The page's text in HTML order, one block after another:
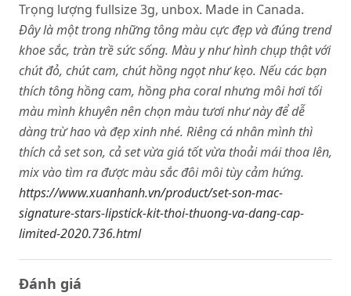
Trọng lượng fullsize 3g, unbox. Made in Canada.
Đây là một trong những tông màu cực đẹp và đúng trend
khoe sắc, tràn trề sức sống. Màu y như hình chụp thật với
chút đỏ, chút cam, chút hồng ngọt như kẹo. Nếu các bạn
thích tông hồng cam, hồng pha coral nhưng môi hơi tối
màu mình khuyên nên chọn màu tươi như này để dễ
dàng trừ hao và đẹp xinh nhé. Riêng cá nhân mình thì
thích cả set son, cả set vừa giá tốt vừa thoải mái thoa lên,
mix vào tìm ra được màu sắc đôi môi tùy cảm hứng.
https://www.xuanhanh.vn/product/set-son-mac-
signature-stars-lipstick-kit-thoi-thuong-va-dang-cap-
limited-2020.736.html
Đánh giá